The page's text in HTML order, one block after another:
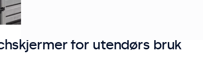
for utendørs bruk